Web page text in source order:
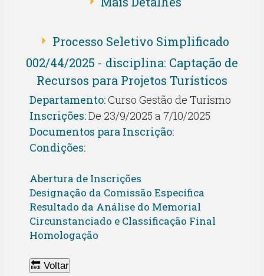
Processo Seletivo Simplificado
002/44/2025 - disciplina: Captação de
Recursos para Projetos Turísticos
Departamento: Curso Gestão de Turismo
Inscrições:De 23/9/2025 a 7/10/2025
Documentos para Inscrição:
Condições:
Abertura de Inscrições
Designação da Comissão Específica
Resultado da Análise do Memorial
Circunstanciado e Classificação Final
Homologação
🔙 Voltar